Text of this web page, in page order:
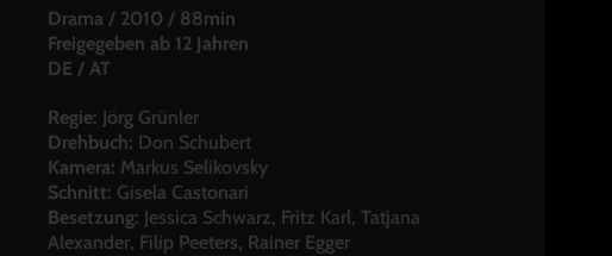
Drama / 2010 / 88min
Freigegeben ab 12 Jahren
DE / AT
Regie: Jörg Grünler
Drehbuch: Don Schubert
Kamera: Markus Selikovsky
Schnitt: Gisela Castonari
Besetzung: Jessica Schwarz, Fritz Karl, Tatjana
Alexander, Filip Peeters, Rainer Egger